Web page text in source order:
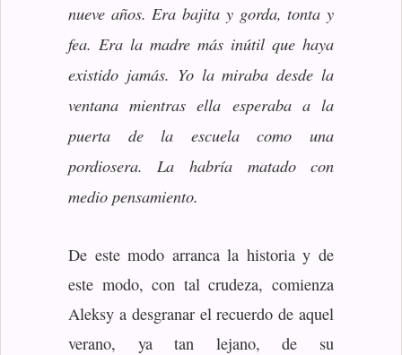
nueve años. Era bajita y gorda, tonta y
fea. Era la madre más inútil que haya
existido jamás. Yo la miraba desde la
ventana mientras ella esperaba a la
puerta de la escuela como una
pordiosera. La habría matado con
medio pensamiento.
De este modo arranca la historia y de
este modo, con tal crudeza, comienza
Aleksy a desgranar el recuerdo de aquel
verano, ya tan lejano, de su